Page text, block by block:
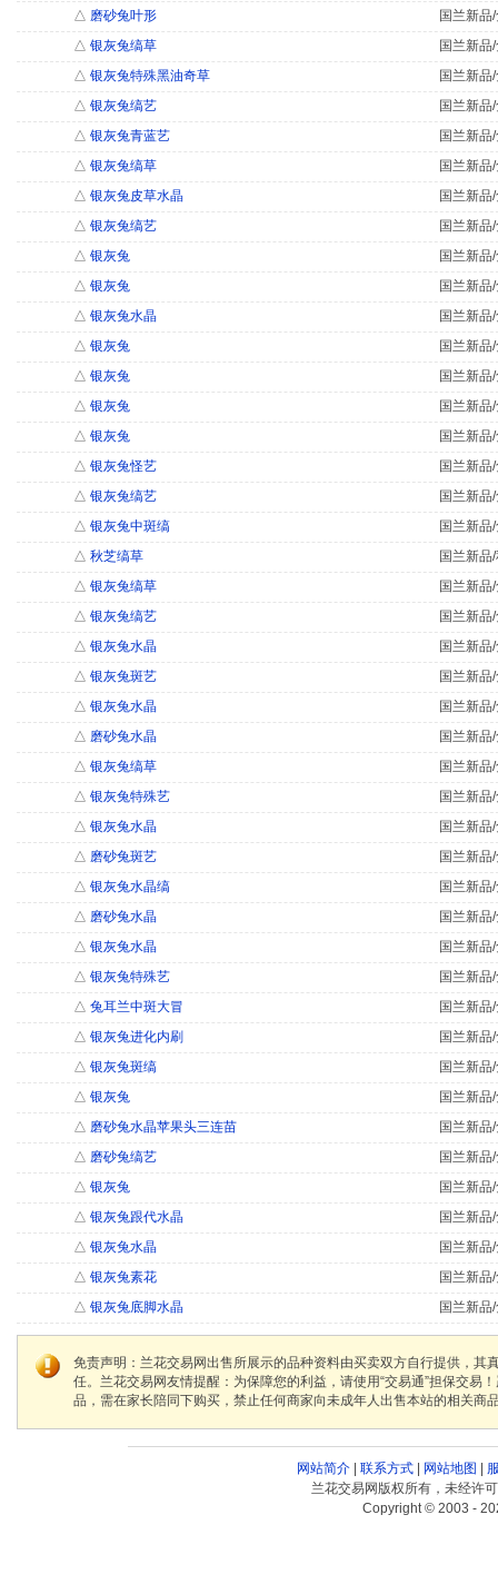
△ 磨砂兔叶形
国兰新品
△ 银灰兔缟草
国兰新品
△ 银灰兔特殊黑油奇草
国兰新品
△ 银灰兔缟艺
国兰新品
△ 银灰兔青蓝艺
国兰新品
△ 银灰兔缟草
国兰新品
△ 银灰兔皮草水晶
国兰新品
△ 银灰兔缟艺
国兰新品
△ 银灰兔
国兰新品
△ 银灰兔
国兰新品
△ 银灰兔水晶
国兰新品
△ 银灰兔
国兰新品
△ 银灰兔
国兰新品
△ 银灰兔
国兰新品
△ 银灰兔
国兰新品
△ 银灰兔怪艺
国兰新品
△ 银灰兔缟艺
国兰新品
△ 银灰兔中斑缟
国兰新品
△ 秋芝缟草
国兰新品
△ 银灰兔缟草
国兰新品
△ 银灰兔缟艺
国兰新品
△ 银灰兔水晶
国兰新品
△ 银灰兔斑艺
国兰新品
△ 银灰兔水晶
国兰新品
△ 磨砂兔水晶
国兰新品
△ 银灰兔缟草
国兰新品
△ 银灰兔特殊艺
国兰新品
△ 银灰兔水晶
国兰新品
△ 磨砂兔斑艺
国兰新品
△ 银灰兔水晶缟
国兰新品
△ 磨砂兔水晶
国兰新品
△ 银灰兔水晶
国兰新品
△ 银灰兔特殊艺
国兰新品
△ 兔耳兰中斑大冒
国兰新品
△ 银灰兔进化内刷
国兰新品
△ 银灰兔斑缟
国兰新品
△ 银灰兔
国兰新品
△ 磨砂兔水晶苹果头三连苗
国兰新品
△ 磨砂兔缟艺
国兰新品
△ 银灰兔
国兰新品
△ 银灰兔跟代水晶
国兰新品
△ 银灰兔水晶
国兰新品
△ 银灰兔素花
国兰新品
△ 银灰兔底脚水晶 国兰新品
免责声明：兰花交易网出售所展示的品种资料由买卖双方自行提供，
任。兰花交易网友情提醒：为保障您的利益，请使用“交易通”担保交
品，需在家长陪同下购买，禁止任何商家向未成年人出售本站的相关商
网站简介| 联系方式| 网站地图
兰花交易网版权所有，未经许
Copyright © 2003 -